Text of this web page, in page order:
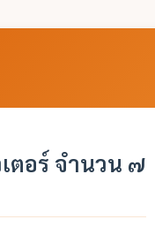
ตอร์ จำนวน ๗